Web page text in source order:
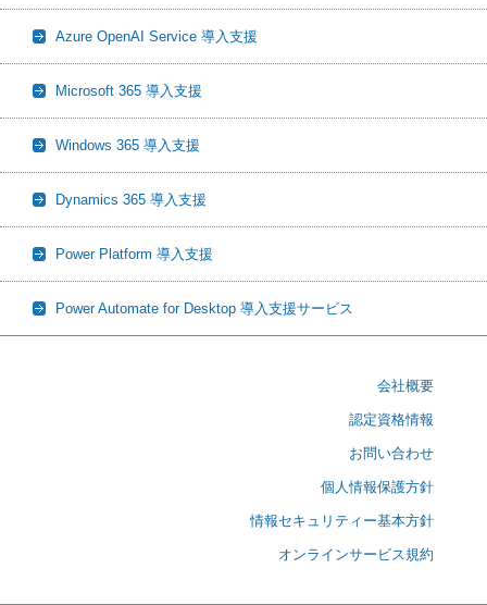
Azure OpenAI Service 導入支援
Microsoft 365 導入支援
Windows 365 導入支援
Dynamics 365 導入支援
Power Platform 導入支援
Power Automate for Desktop 導入支援サービス
会社概要
認定資格情報
お問い合わせ
個人情報保護方針
情報セキュリティー基本方針
オンラインサービス規約